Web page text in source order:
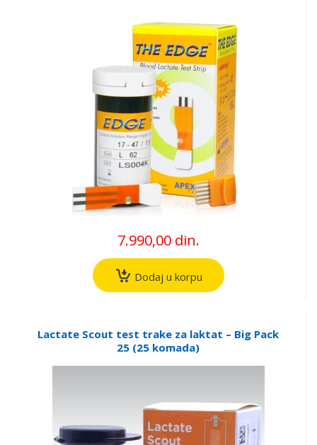
7.990,00 din.
Dodaj u korpu
Lactate Scout test trake za laktat – Big Pack
25 (25 komada)